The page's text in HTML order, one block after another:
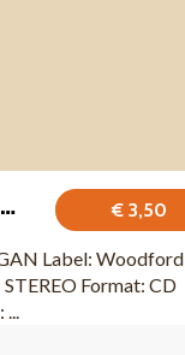
€ 3,50
The Inkspots In Concert The Silver Collection 14 nrs cd ZGAN
Label: Woodford
Format: CD
...